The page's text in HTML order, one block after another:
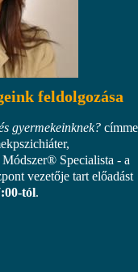
feldolgozása
gyermekeinknek?
Specialista - a
vezetője tart előadást
tól.